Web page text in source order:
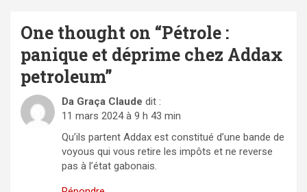
One thought on “Pétrole :
panique et déprime chez Addax
petroleum”
Da Graça Claude dit :
11 mars 2024 à 9 h 43 min
Qu’ils partent Addax est constitué d’une bande de
voyous qui vous retire les impôts et ne reverse
pas à l’état gabonais.